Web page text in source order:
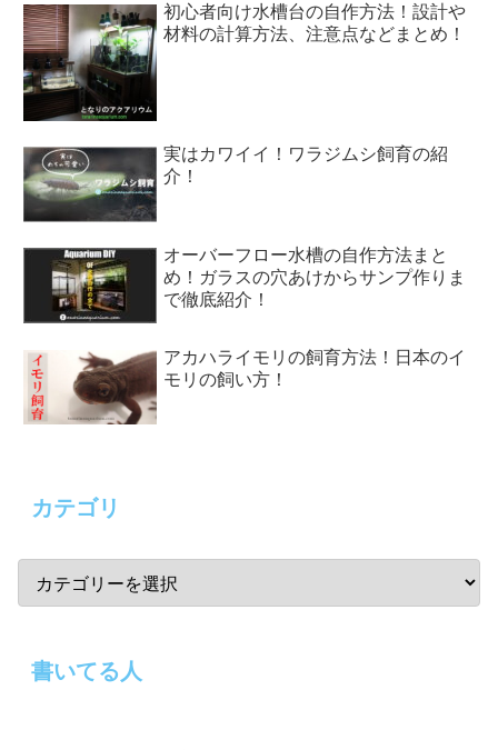
初心者向け水槽台の自作方法！設計や
材料の計算方法、注意点などまとめ！
実はカワイイ！ワラジムシ飼育の紹
介！
オーバーフロー水槽の自作方法まと
め！ガラスの穴あけからサンプ作りま
で徹底紹介！
アカハライモリの飼育方法！日本のイ
モリの飼い方！
カテゴリ
書いてる人